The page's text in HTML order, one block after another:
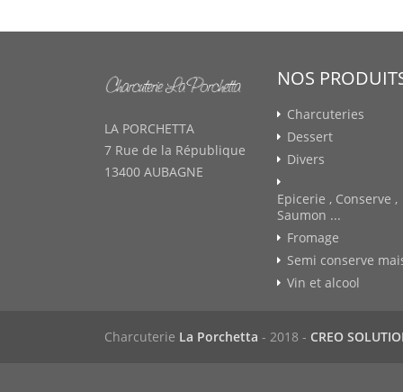
LA PORCHETTA
7 Rue de la République
13400 AUBAGNE
NOS
Charcuteries
Dessert
Divers
Epicerie , Conserve ,
Saumon ...
Fromage
Semi conserve
Vin et alcool
Charcuterie La Porchetta - 2018 - CREO